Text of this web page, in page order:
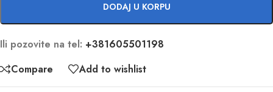
DODAJ U KORPU
Ili pozovite na tel: +381605501198
Compare
Add to wishlist